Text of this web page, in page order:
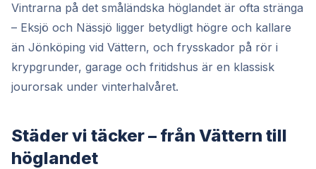
Vintrarna på det småländska höglandet är ofta stränga
– Eksjö och Nässjö ligger betydligt högre och kallare
än Jönköping vid Vättern, och frysskador på rör i
krypgrunder, garage och fritidshus är en klassisk
jourorsak under vinterhalvåret.
Städer vi täcker – från Vättern till
höglandet